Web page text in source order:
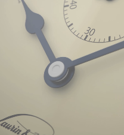
Retrone